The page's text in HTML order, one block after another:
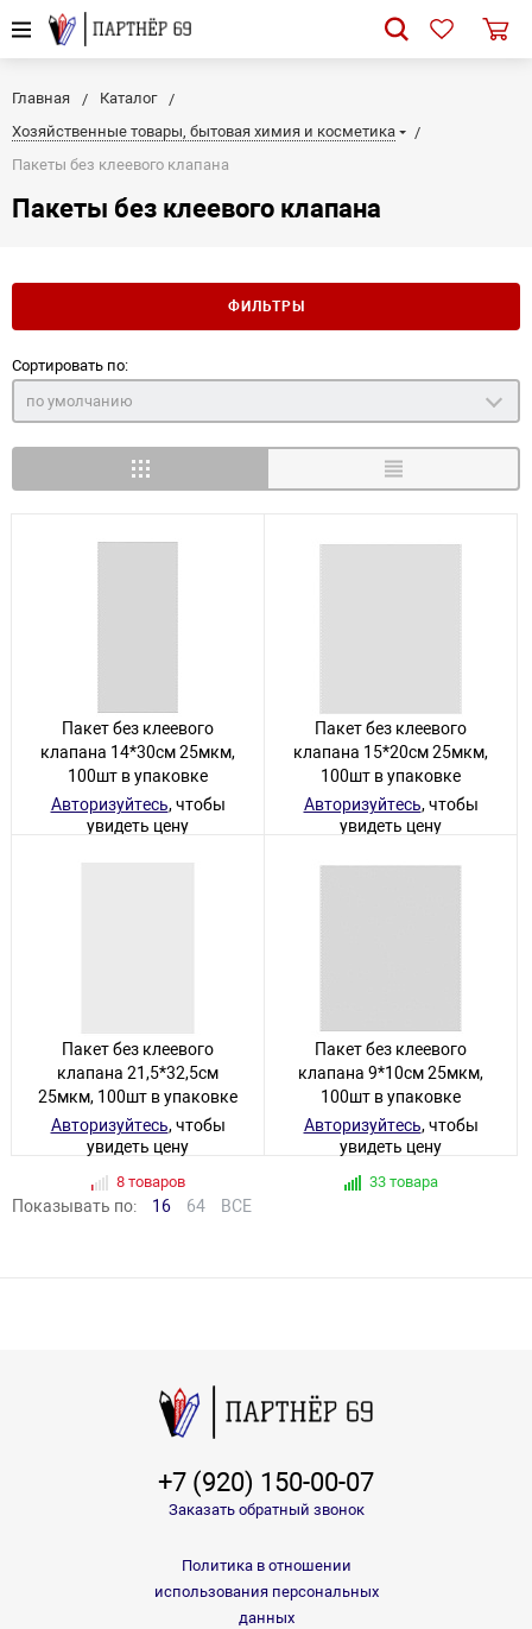
Главная
Каталог
Хозяйственные товары, бытовая химия и косметика
Пакеты без клеевого клапана
Пакеты без клеевого клапана
ФИЛЬТРЫ
Сортировать по:
по умолчанию
Пакет без клеевого
клапана 14*30см 25мкм,
100шт в упаковке
Авторизуйтесь, чтобы
увидеть цену
Пакет без клеевого
клапана 15*20см 25мкм,
100шт в упаковке
Авторизуйтесь, чтобы
увидеть цену
15 товаров
Пакет без клеевого
клапана 21,5*32,5см
25мкм, 100шт в упаковке
Авторизуйтесь, чтобы
увидеть цену
8 товаров
Пакет без клеевого
клапана 9*10см 25мкм,
100шт в упаковке
Авторизуйтесь, чтобы
увидеть цену
33 товара
Показывать по: 16 64 ВСЕ
+7 (920) 150-00-07
Заказать обратный звонок
Политика в отношении
использования персональных
данных